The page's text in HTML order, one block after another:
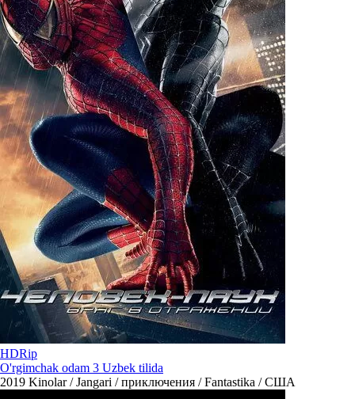
HDRip
O'rgimchak odam 3 Uzbek tilida
2019 Kinolar / Jangari / приключения / Fantastika / США